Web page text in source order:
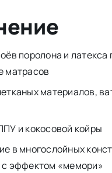
поролона и латекса
матрасов
материалов,
и кокосовой койры
в многослойных
эффектом «мемори»